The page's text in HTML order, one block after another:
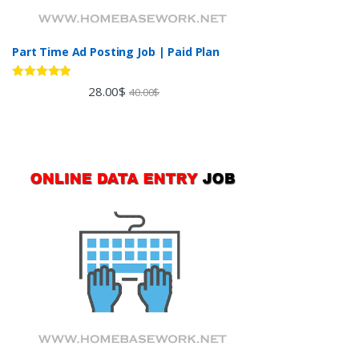
Part Time Ad Posting Job | Paid Plan
28.00$ 40.00$